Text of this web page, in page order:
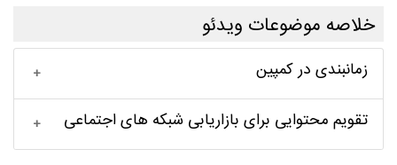
خلاصه موضوعات ویدئو
زمانبندی در کمپین
تقویم محتوایی برای بازاریابی شبکه های اجتماعی